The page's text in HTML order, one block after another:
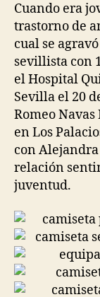
Cuando era
trastorno de
cual se
sevillista con
el Hospital
Sevilla el 20
Romeo
en Los
con
relación
juventud.